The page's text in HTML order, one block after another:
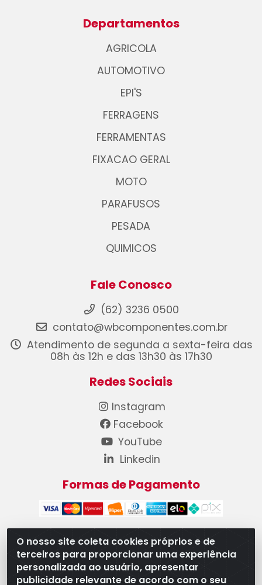
O nosso site coleta cookies próprios e de
terceiros para proporcionar uma experiência
personalizada ao usuário, apresentar
publicidade relevante de acordo com o seu
Departamentos
AGRICOLA
AUTOMOTIVO
EPI'S
FERRAGENS
FERRAMENTAS
FIXACAO GERAL
MOTO
PARAFUSOS
PESADA
QUIMICOS
Fale Conosco
(62) 3236 0500
contato@wbcomponentes.com.br
Atendimento de segunda a sexta-feira das
08h às 12h e das 13h30 às 17h30
Redes Sociais
Instagram
Facebook
YouTube
Linkedin
Formas de Pagamento
WB Componentes Automotivos LTDA - CNPJ
08.528.393/0001-12 - Rua do Níquel, 667 - Parque
Oeste Industrial, Goiânia/GO - CEP 74375-660